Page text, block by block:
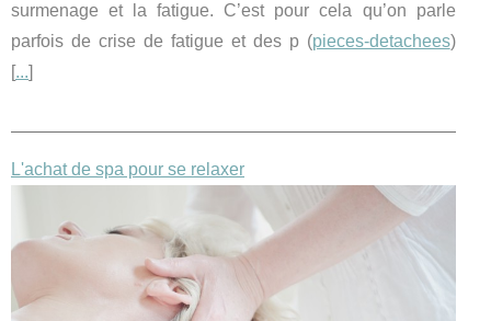
surmenage et la fatigue. C’est pour cela qu’on parle
parfois de crise de fatigue et des p (pieces-detachees)
[...]
L'achat de spa pour se relaxer